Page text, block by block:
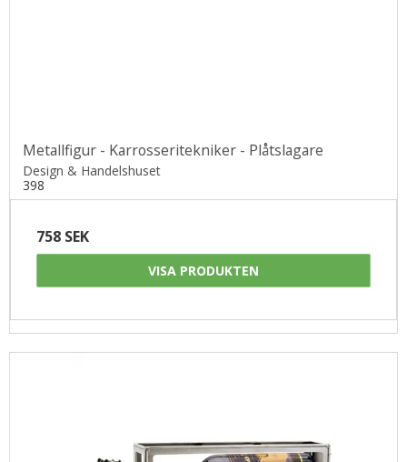
Metallfigur - Karrosseritekniker - Plåtslagare
Design & Handelshuset
398
758 SEK
VISA PRODUKTEN